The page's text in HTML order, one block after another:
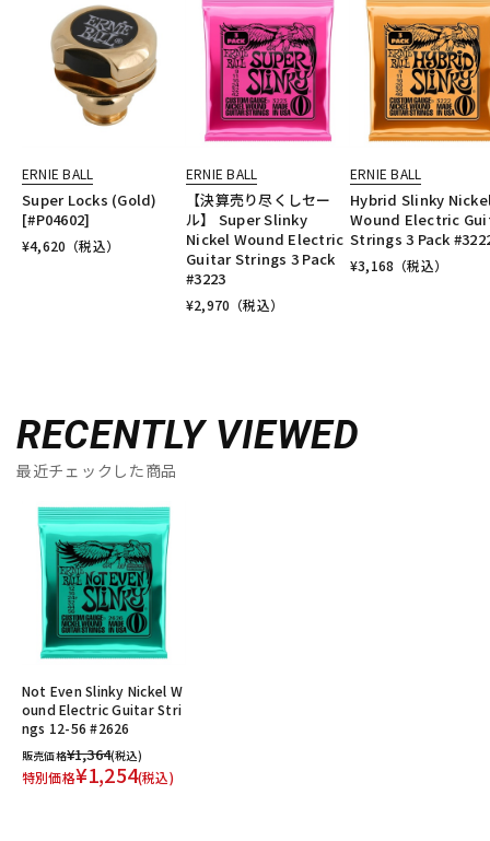
ERNIE BALL
Super Locks (Gold)
[#P04602]
¥4,620 （税込）
ERNIE BALL
【決算売り尽くしセー
ル】 Super Slinky
Nickel Wound Electric
Guitar Strings 3 Pack
#3223
¥2,970 （税込）
ERNIE BALL
Hybrid Slinky
Wound Electric
Strings 3 Pack
¥3,168 （税込）
RECENTLY VIEWED
最近チェックした商品
Not Even Slinky Nickel W
ound Electric Guitar Stri
ngs 12-56 #2626
販売価格¥1,364(税込)
特別価格¥1,254(税込)